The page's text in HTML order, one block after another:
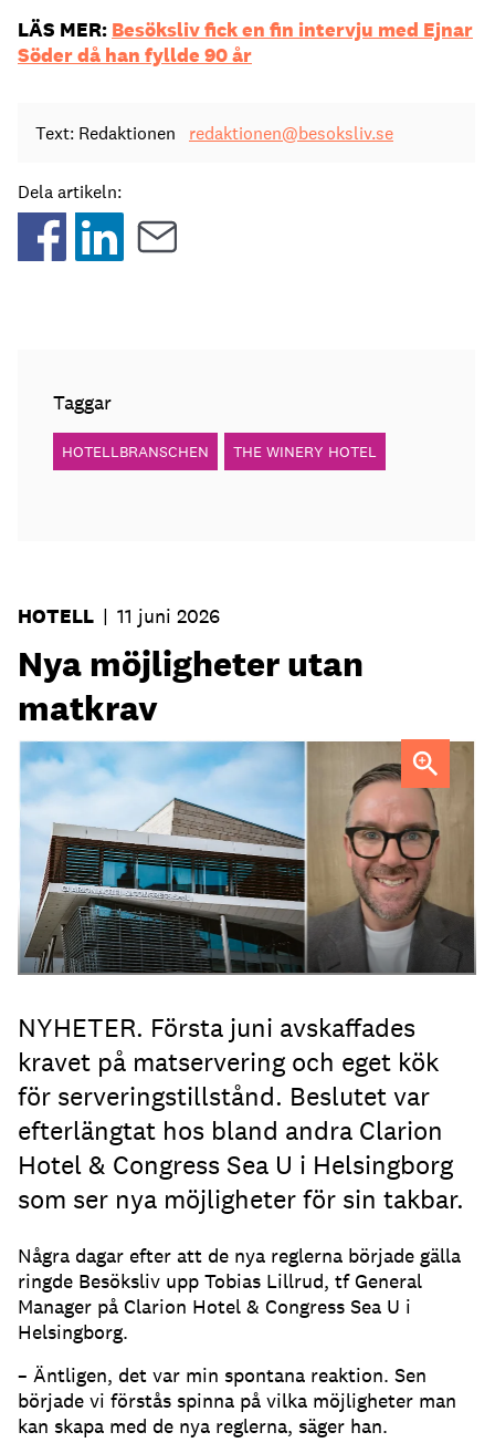
LÄS MER: Besöksliv fick en fin intervju med Ejnar
Söder då han fyllde 90 år
Text: Redaktionen redaktionen@besoksliv.se
Dela artikeln:
Taggar
HOTELLBRANSCHEN THE WINERY HOTEL
HOTELL | 11 juni 2026
Nya möjligheter utan
matkrav
Tobias Lillrud
NYHETER. Första juni avskaffades
kravet på matservering och eget kök
för serveringstillstånd. Beslutet var
efterlängtat hos bland andra Clarion
Hotel & Congress Sea U i Helsingborg
som ser nya möjligheter för sin takbar.
Några dagar efter att de nya reglerna började gälla
ringde Besöksliv upp Tobias Lillrud, tf General
Manager på Clarion Hotel & Congress Sea U i
Helsingborg.
– Äntligen, det var min spontana reaktion. Sen
började vi förstås spinna på vilka möjligheter man
kan skapa med de nya reglerna, säger han.